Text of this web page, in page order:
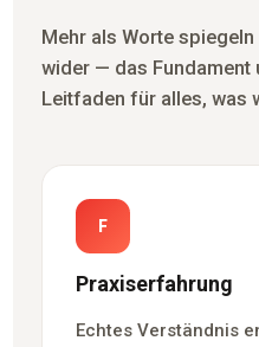
Mehr als Worte
wider — das Fundament
Leitfaden für alles, was
F
Praxiserfahrung
Echtes Verständnis